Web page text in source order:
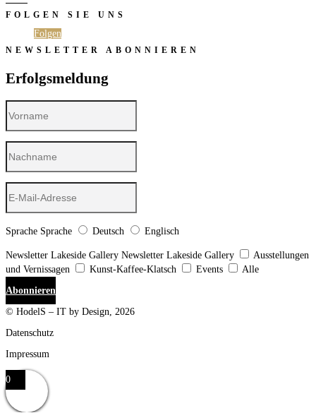
FOLGEN SIE UNS
Folgen
NEWSLETTER ABONNIEREN
Erfolgsmeldung
Sprache Sprache Deutsch Englisch
Newsletter Lakeside Gallery Newsletter Lakeside Gallery
Ausstellungen
und Vernissagen
Kunst-Kaffee-Klatsch Events
Alle
Abonnieren
© HodelS – IT by Design, 2026
Datenschutz
Impressum
0